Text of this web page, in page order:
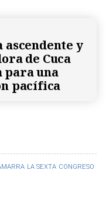
LA SEXTA CONGRESO
y
de Cuca
para una
pacífica